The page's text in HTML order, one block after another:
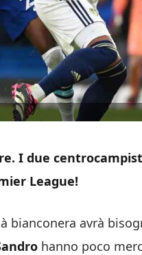
I due
League!
bianconera avrà
hanno poco